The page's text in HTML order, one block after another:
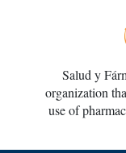
Salud y
organization
use of